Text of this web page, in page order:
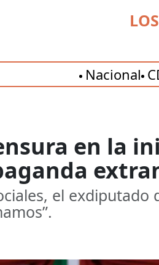
Nacional
en la
el exdiputado